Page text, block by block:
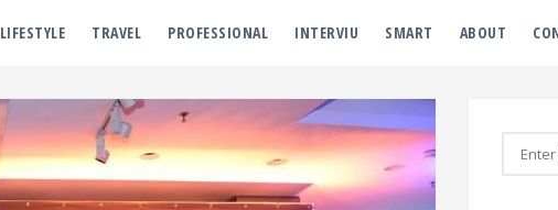
LIFESTYLE TRAVEL PROFESSIONAL INTERVIU SMART ABOUT